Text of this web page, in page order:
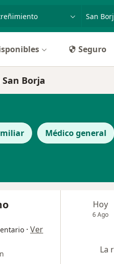
Seguro
Borja
Médico general
· Ver
Hoy
6 Ago
La